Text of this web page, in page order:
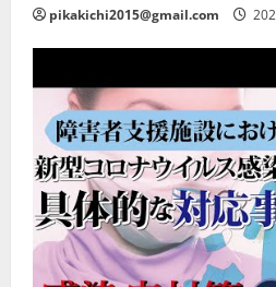
pikakichi2015@gmail.com